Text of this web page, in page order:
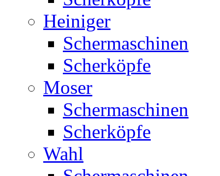
Heiniger
Schermaschinen
Scherköpfe
Moser
Schermaschinen
Scherköpfe
Wahl